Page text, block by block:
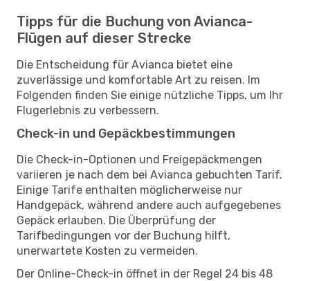
Tipps für die Buchung von Avianca-
Flügen auf dieser Strecke
Die Entscheidung für Avianca bietet eine
zuverlässige und komfortable Art zu reisen. Im
Folgenden finden Sie einige nützliche Tipps, um Ihr
Flugerlebnis zu verbessern.
Check-in und Gepäckbestimmungen
Die Check-in-Optionen und Freigepäckmengen
variieren je nach dem bei Avianca gebuchten Tarif.
Einige Tarife enthalten möglicherweise nur
Handgepäck, während andere auch aufgegebenes
Gepäck erlauben. Die Überprüfung der
Tarifbedingungen vor der Buchung hilft,
unerwartete Kosten zu vermeiden.
Der Online-Check-in öffnet in der Regel 24 bis 48